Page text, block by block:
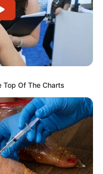
Top Of The Charts